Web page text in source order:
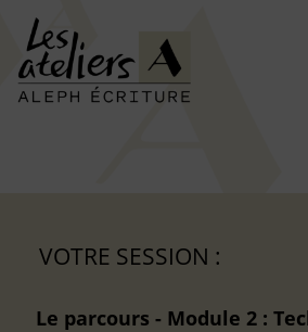
VOTRE SESSION :
Le parcours - Module 2 :